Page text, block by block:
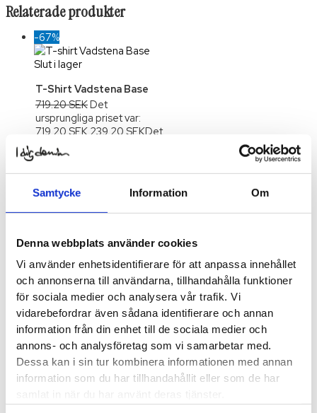
Samtycke Information Om
Denna webbplats använder cookies
Vi använder enhetsidentifierare för att anpassa innehållet
och annonserna till användarna, tillhandahålla funktioner
för sociala medier och analysera vår trafik. Vi
vidarebefordrar även sådana identifierare och annan
information från din enhet till de sociala medier och
annons- och analysföretag som vi samarbetar med.
Dessa kan i sin tur kombinera informationen med annan
information som du har tillhandahållit eller som de har
Relaterade produkter
-67%
Slut i lager
T-Shirt Vadstena Base
719.20SEKDet
ursprungliga priset var:
719.20 SEK. 239.20 SEKDet
nuvarande priset är:
239.20 SEK.
Alternativ
Den här
produkten har flera
varianter. De olika
alternativen kan väljas på
Slut
Doris Long Denim Skirt
879.20SEK
Välj
Alternativ
Slut i
lager
Harper Wide Jeans
Alternativ
Den här